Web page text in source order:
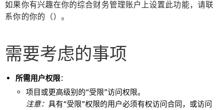
如果你有兴趣在你的综合财务管理账户上设置此功能，请联
系你的你的（）。
需要考虑的事项
所需用户权限：
项目或更高级别的“受限”访问权限。
注意：具有“受限”权限的用户必须有权访问合同，或访问